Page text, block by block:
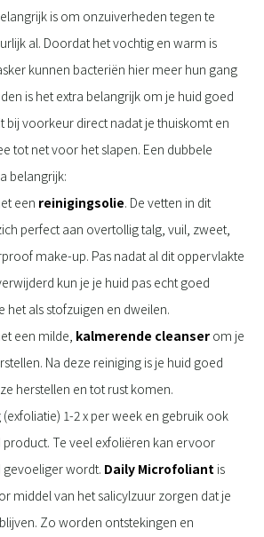
is om onzuiverheden tegen te
al. Doordat het vochtig en warm is
kunnen bacteriën hier meer hun gang
is het extra belangrijk om je huid goed
bij voorkeur direct nadat je thuiskomt en
tot net voor het slapen. Een dubbele
belangrijk:
een reinigingsolie. De vetten in dit
perfect aan overtollig talg, vuil, zweet,
make-up. Pas nadat al dit oppervlakte
kun je je huid pas echt goed
het als stofzuigen en dweilen.
een milde, kalmerende cleanser om je
Na deze reiniging is je huid goed
herstellen en tot rust komen.
(exfoliatie) 1-2 x per week en gebruik ook
Te veel exfoliëren kan ervoor
gevoeliger wordt. Daily Microfoliant is
middel van het salicylzuur zorgen dat je
Zo worden ontstekingen en